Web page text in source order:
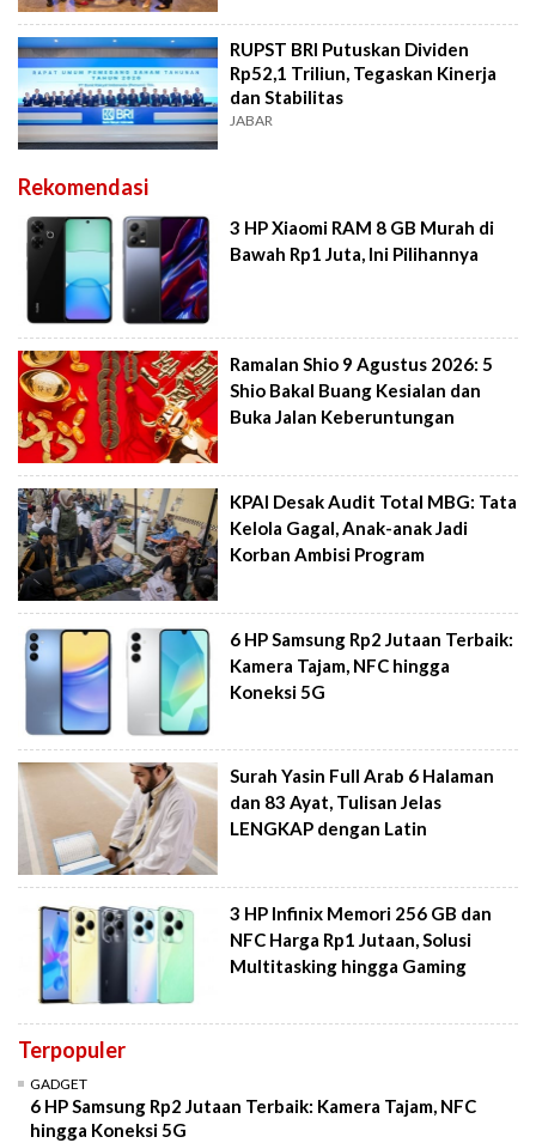
RUPST BRI Putuskan Dividen
Rp52,1 Triliun, Tegaskan Kinerja
dan Stabilitas
JABAR
Rekomendasi
3 HP Xiaomi RAM 8 GB Murah di
Bawah Rp1 Juta, Ini Pilihannya
Ramalan Shio 9 Agustus 2026: 5
Shio Bakal Buang Kesialan dan
Buka Jalan Keberuntungan
KPAI Desak Audit Total MBG: Tata
Kelola Gagal, Anak-anak Jadi
Korban Ambisi Program
6 HP Samsung Rp2 Jutaan Terbaik:
Kamera Tajam, NFC hingga
Koneksi 5G
Surah Yasin Full Arab 6 Halaman
dan 83 Ayat, Tulisan Jelas
LENGKAP dengan Latin
3 HP Infinix Memori 256 GB dan
NFC Harga Rp1 Jutaan, Solusi
Multitasking hingga Gaming
Terpopuler
GADGET
6 HP Samsung Rp2 Jutaan Terbaik: Kamera Tajam, NFC
hingga Koneksi 5G